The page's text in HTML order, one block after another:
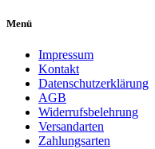
Menü
Impressum
Kontakt
Datenschutzerklärung
AGB
Widerrufsbelehrung
Versandarten
Zahlungsarten